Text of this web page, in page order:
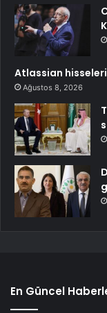
Atlassian
Ağustos 8, 2026
En Güncel